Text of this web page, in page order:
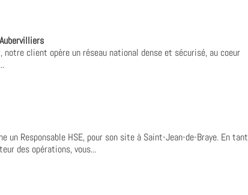
client opère un réseau national dense et sécurisé, au coeur
Responsable HSE, pour son site à Saint-Jean-de-Braye. En tant
des opérations, vous...